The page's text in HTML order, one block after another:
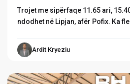
Trojet me sipërfaqe 11.65 ari,
ndodhet në Lipjan, afër Pofix. Ka fle
Ardit Kryeziu